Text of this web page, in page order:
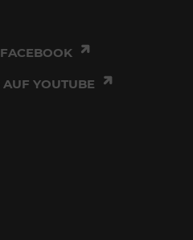
YOUTUBE